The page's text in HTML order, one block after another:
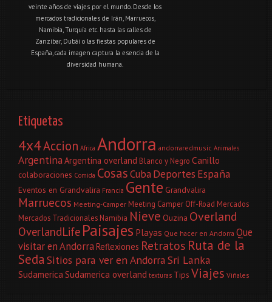
veinte años de viajes por el mundo. Desde los
mercados tradicionales de Irán, Marruecos,
Namibia, Turquía etc. hasta las calles de
Zanzíbar, Dubái o las fiestas populares de
España, cada imagen captura la esencia de la
diversidad humana.
Etiquetas
4x4Accion Africa Andorra andorraredmusic Animales
ArgentinaArgentina overland Blanco y Negro Canillo
colaboraciones Comida CosasCubaDeportes España
Eventos en Grandvalira Francia Gente Grandvalira
Marruecos Meeting-Camper Meeting Camper Off-Road Mercados
Mercados Tradicionales Namibia Nieve Ouzina Overland
OverlandLife Paisajes Playas Que hacer en Andorra Que
visitar en AndorraReflexiones Retratos Ruta de la
SedaSitios para ver en AndorraSri Lanka
SudamericaSudamerica overland texturas Tips Viajes Viñales